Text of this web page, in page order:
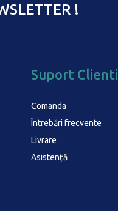
!
Suport Clienti
Comanda
Întrebări frecvente
Livrare
Asistență